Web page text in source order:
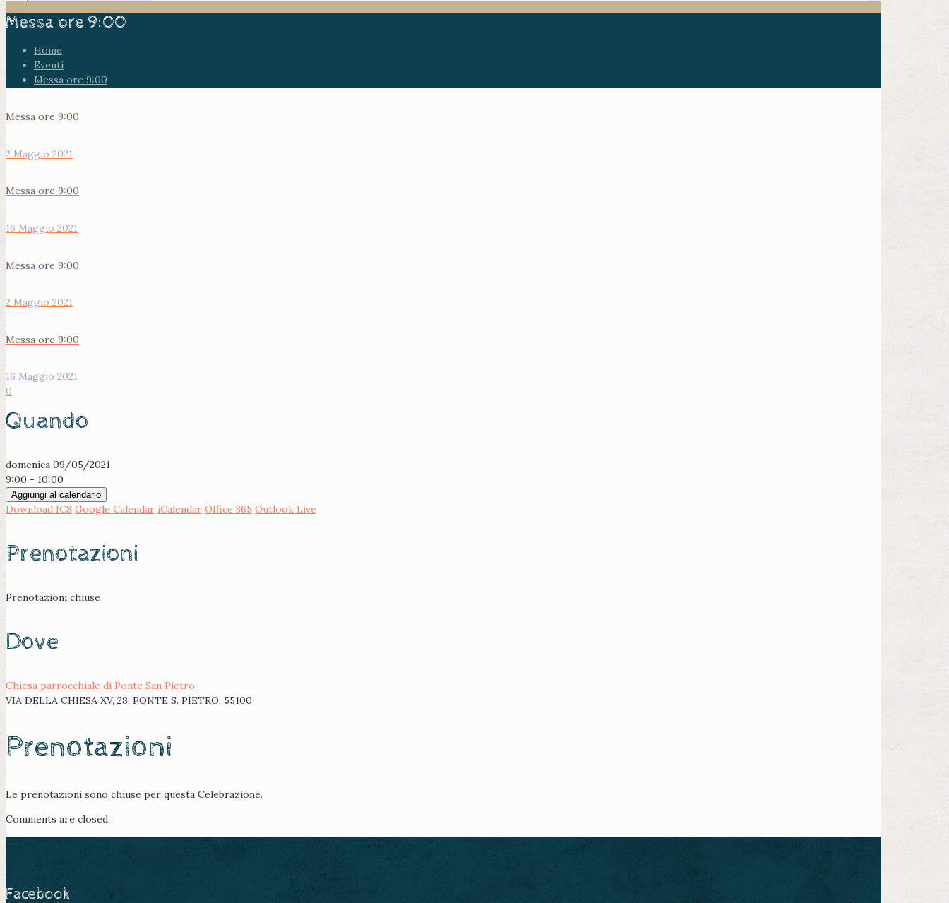
Messa ore 9:00
Home
Eventi
Messa ore 9:00
Messa ore 9:00
2 Maggio 2021
Messa ore 9:00
16 Maggio 2021
Messa ore 9:00
2 Maggio 2021
Messa ore 9:00
16 Maggio 2021
0
Quando
domenica 09/05/2021
9:00 - 10:00
Aggiungi al calendario
Download ICS Google Calendar iCalendar Office 365 Outlook Live
Prenotazioni
Prenotazioni chiuse
Dove
Chiesa parrocchiale di Ponte San Pietro
VIA DELLA CHIESA XV, 28, PONTE S. PIETRO, 55100
Prenotazioni
Le prenotazioni sono chiuse per questa Celebrazione.
Comments are closed.
Facebook